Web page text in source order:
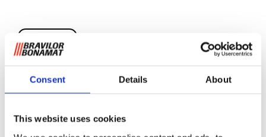
Consent Details About
This website uses cookies
Spillbrett B40